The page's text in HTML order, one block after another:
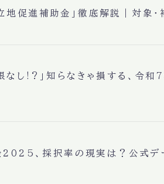
地促進補助金」徹底解説｜対象・
なし!?」知らなきゃ損する、令
、採択率の現実は？公式デ